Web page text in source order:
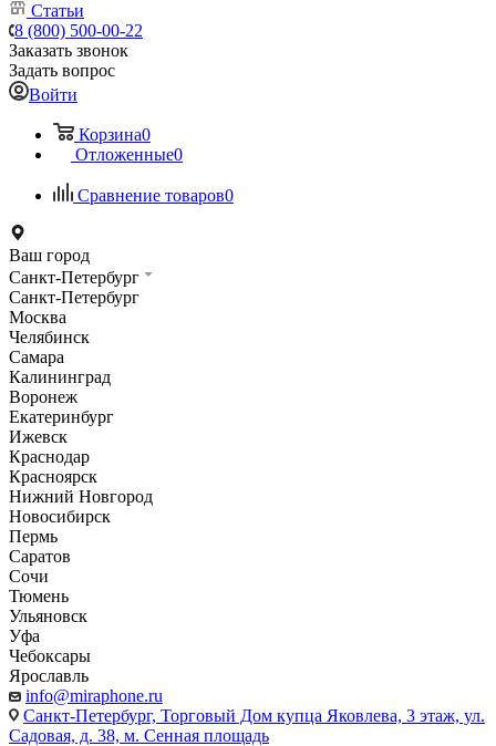
Статьи
8 (800) 500-00-22
Заказать звонок
Задать вопрос
Войти
Корзина0
Отложенные0
Сравнение товаров0
Ваш город
Санкт-Петербург
Санкт-Петербург
Москва
Челябинск
Самара
Калининград
Воронеж
Екатеринбург
Ижевск
Краснодар
Красноярск
Нижний Новгород
Новосибирск
Пермь
Саратов
Сочи
Тюмень
Ульяновск
Уфа
Чебоксары
Ярославль
info@miraphone.ru
Санкт-Петербург, Торговый Дом купца Яковлева, 3 этаж, ул.
Садовая, д. 38, м. Сенная площадь